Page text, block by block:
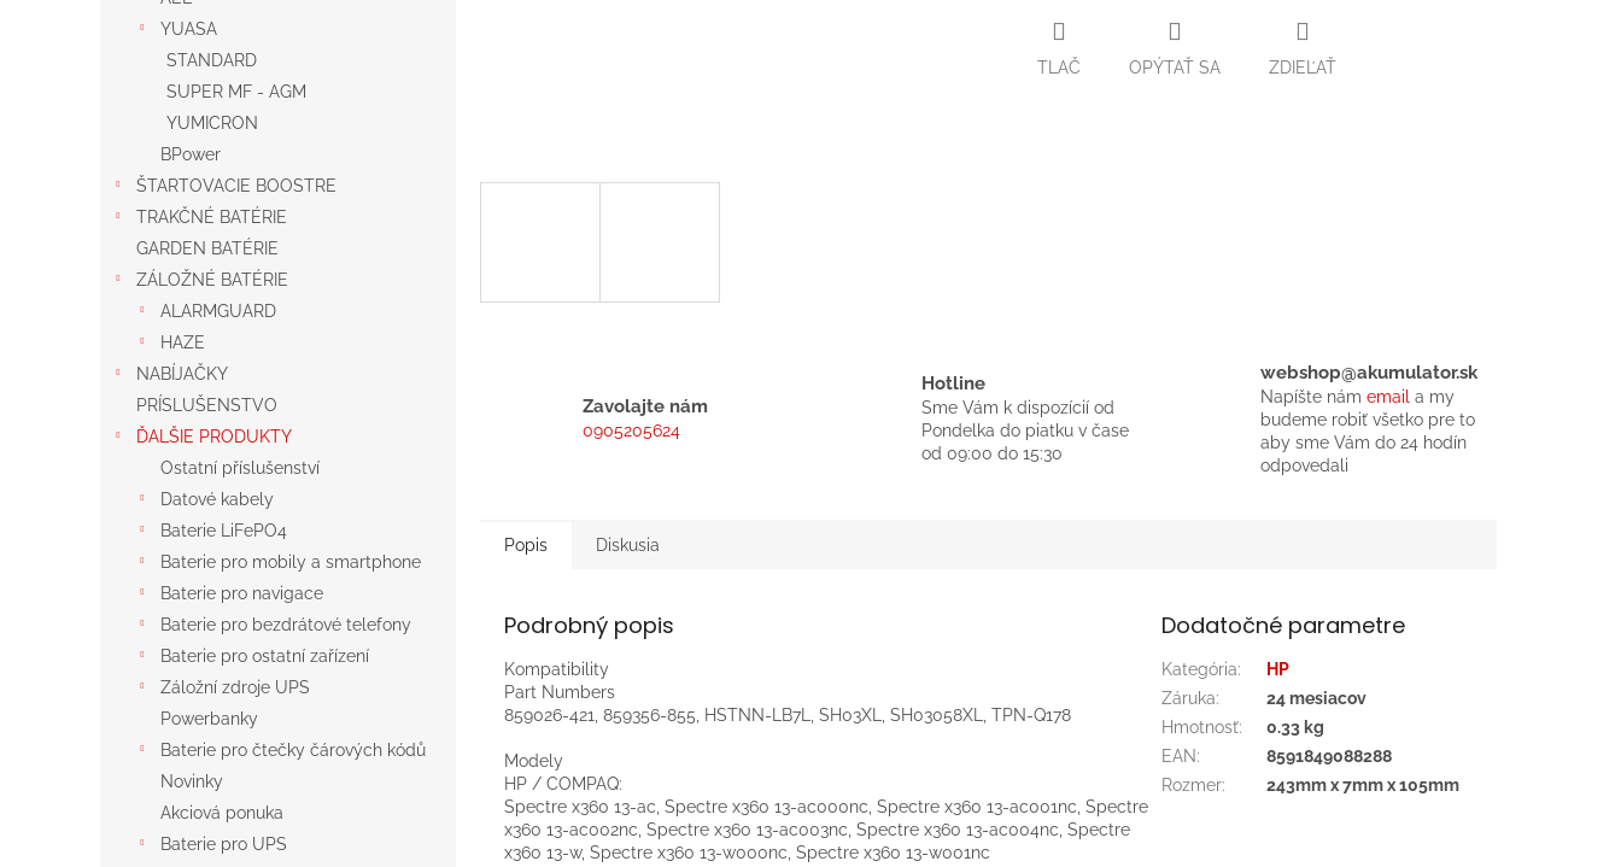
YUASA
STANDARD
SUPER MF - AGM
YUMICRON
BPower
ŠTARTOVACIE BOOSTRE
TRAKČNÉ BATÉRIE
GARDEN BATÉRIE
ZÁLOŽNÉ BATÉRIE
ALARMGUARD
HAZE
NABÍJAČKY
PRÍSLUŠENSTVO
ĎALŠIE PRODUKTY
Ostatní příslušenství
Datové kabely
Baterie LiFePO4
Baterie pro mobily a smartphone
Baterie pro navigace
Baterie pro bezdrátové telefony
Baterie pro ostatní zařízení
Záložní zdroje UPS
Powerbanky
Baterie pro čtečky čárových kódů
Novinky
Akciová ponuka
Baterie pro UPS
TLAČ OPÝTAŤ SA ZDIEĽAŤ
Zavolajte nám
0905205624
Hotline
Sme Vám k dispozícií od
Pondelka do piatku v čase
od 09:00 do 15:30
webshop@akumulator.sk
Napíšte nám email a my
budeme robiť všetko pre to
aby sme Vám do 24 hodín
odpovedali
Popis Diskusia
Podrobný popis
Kompatibility
Part Numbers
859026-421, 859356-855, HSTNN-LB7L, SH03XL, SH03058XL, TPN-Q178
Modely
HP / COMPAQ:
Spectre x360 13-ac, Spectre x360 13-ac000nc, Spectre x360 13-ac001nc, Spectre
x360 13-ac002nc, Spectre x360 13-ac003nc, Spectre x360 13-ac004nc, Spectre
x360 13-w, Spectre x360 13-w000nc, Spectre x360 13-w001nc
Dodatočné parametre
Kategória:
HP
Záruka:
24 mesiacov
Hmotnosť:
0.33 kg
EAN:
8591849088288
Rozmer: 243mm x 7mm x 105mm